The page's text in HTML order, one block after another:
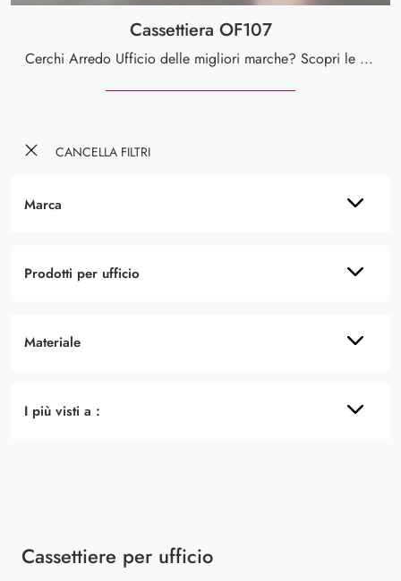
CANCELLA FILTRI
Marca
Prodotti per ufficio
Materiale
I più visti a :
Cassettiera OF107
Cerchi Arredo Ufficio delle migliori marche? Scopri le diverse proposte di cassettiere per ufficio in laccato, come il modello Cassettiera OF107 di ...
Cassettiere per ufficio